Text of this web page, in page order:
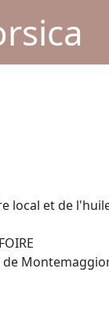
local et de
de